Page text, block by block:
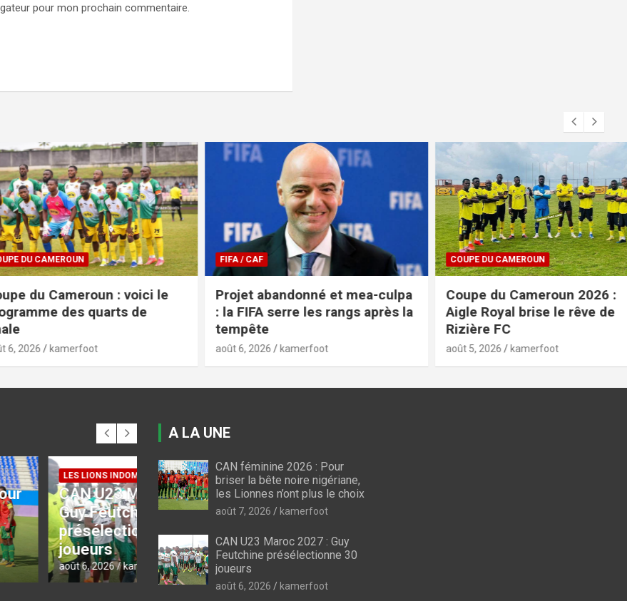
pour mon prochain commentaire.
: voici le
des quarts de
FIFA / CAF
Projet abandonné et mea-culpa
: la FIFA serre les rangs après la
août 6, 2026 kamerfoot
COUPE DU CAMEROUN
Coupe du Cameroun 2026 :
Aigle Royal brise le rêve de
Rizière FC
août 5, 2026 kamerfoot
Maroc 2027 :
30
kamerfoot
COUPE DU CAMEROUN
Coupe du Cameroun : voici
le programme des quarts
de finale
août 6, 2026 kamerfoot
A LA UNE
CAN féminine 2026 : Pour
briser la bête noire nigériane,
les Lionnes n’ont plus le choix
août 7, 2026 kamerfoot
CAN U23 Maroc 2027 : Guy
Feutchine présélectionne 30
joueurs
août 6, 2026 kamerfoot